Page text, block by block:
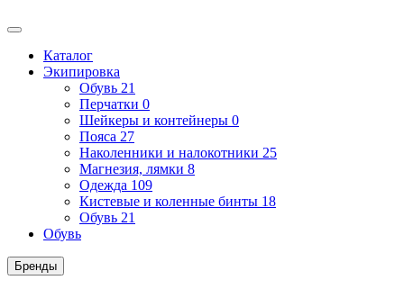
Каталог
Экипировка
Обувь 21
Перчатки 0
Шейкеры и контейнеры 0
Пояса 27
Наколенники и налокотники 25
Магнезия, лямки 8
Одежда 109
Кистевые и коленные бинты 18
Обувь 21
Обувь
Бренды